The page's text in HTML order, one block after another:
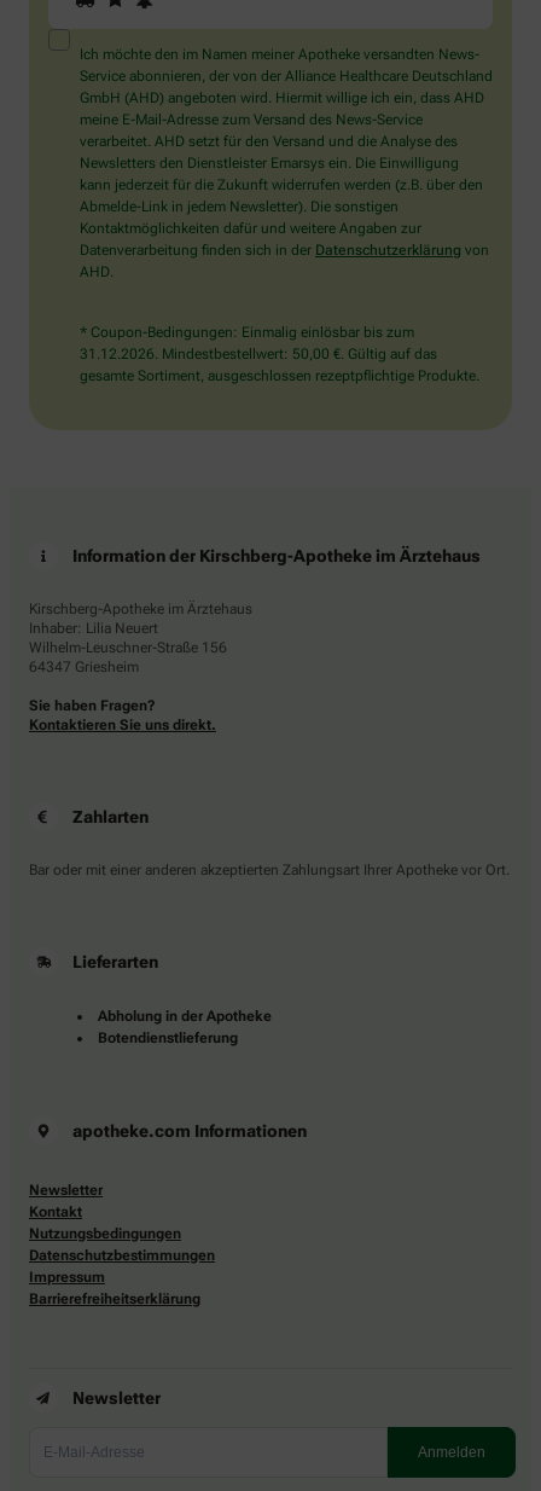
Sie
ein
Mensch?
Dann
wählen
Sie
bitte
den
Stern.
Ich möchte den im Namen meiner Apotheke versandten News-
Service abonnieren, der von der Alliance Healthcare Deutschland
GmbH (AHD) angeboten wird. Hiermit willige ich ein, dass AHD
meine E-Mail-Adresse zum Versand des News-Service
verarbeitet. AHD setzt für den Versand und die Analyse des
Newsletters den Dienstleister Emarsys ein. Die Einwilligung
kann jederzeit für die Zukunft widerrufen werden (z.B. über den
Abmelde-Link in jedem Newsletter). Die sonstigen
Kontaktmöglichkeiten dafür und weitere Angaben zur
Datenverarbeitung finden sich in der Datenschutzerklärung von
AHD.
* Coupon-Bedingungen: Einmalig einlösbar bis zum
31.12.2026. Mindestbestellwert: 50,00 €. Gültig auf das
gesamte Sortiment, ausgeschlossen rezeptpflichtige Produkte.
Information der Kirschberg-Apotheke im Ärztehaus
Kirschberg-Apotheke im Ärztehaus
Inhaber: Lilia Neuert
Wilhelm-Leuschner-Straße 156
64347 Griesheim
Sie haben Fragen?
Kontaktieren Sie uns direkt.
Zahlarten
Bar oder mit einer anderen akzeptierten Zahlungsart Ihrer Apotheke vor Ort.
Lieferarten
Abholung in der Apotheke
Botendienstlieferung
apotheke.com Informationen
Newsletter
Kontakt
Nutzungsbedingungen
Datenschutzbestimmungen
Impressum
Barrierefreiheitserklärung
Newsletter